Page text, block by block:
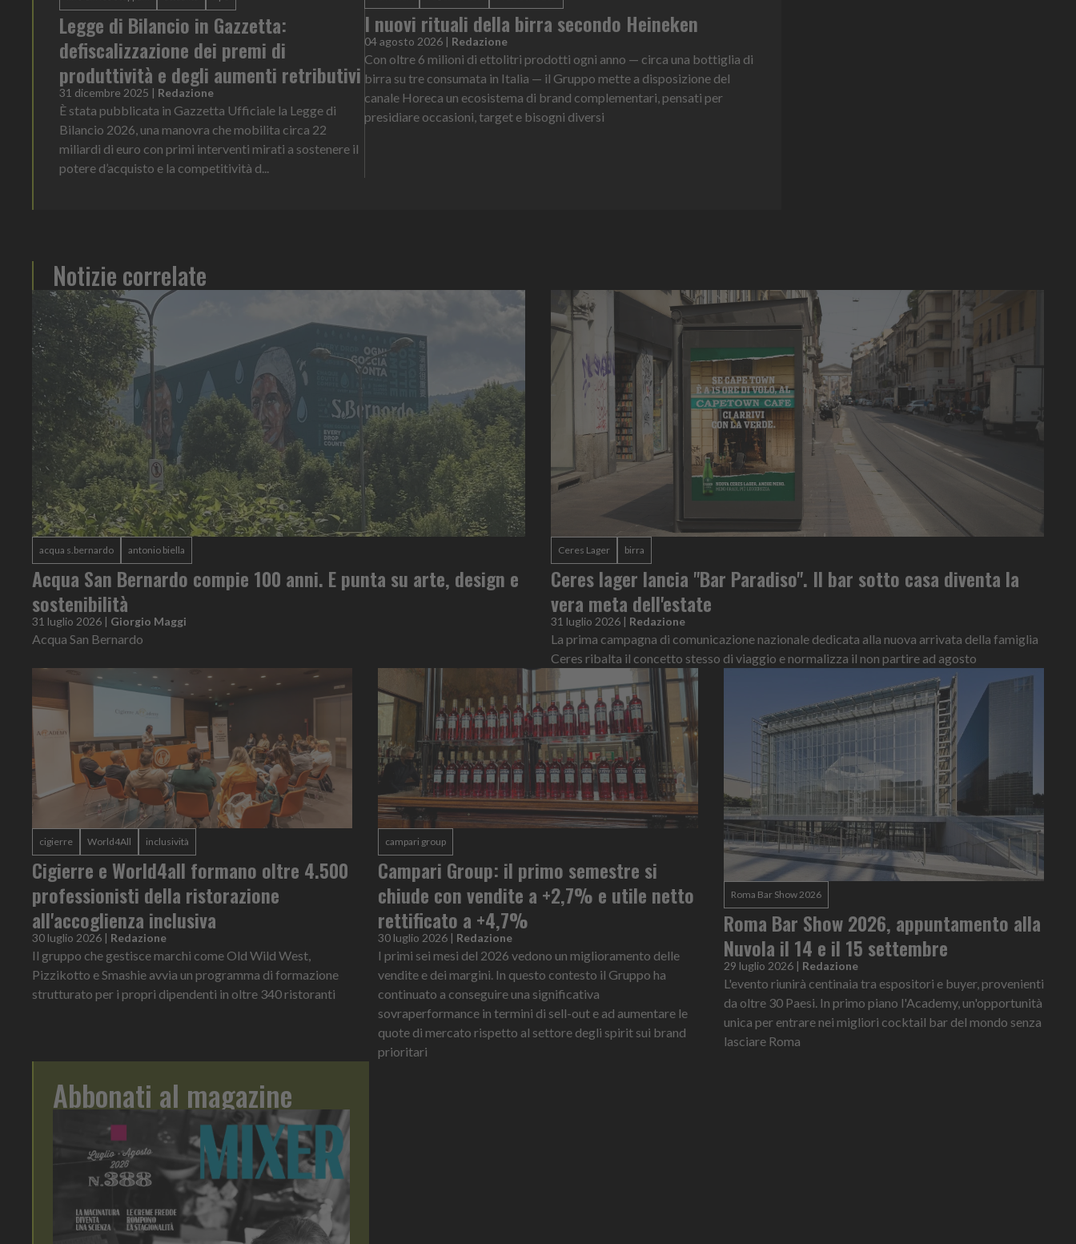
Legge di Bilancio in Gazzetta:
defiscalizzazione dei premi di
produttività e degli aumenti retributivi
31 dicembre 2025 | Redazione
È stata pubblicata in Gazzetta Ufficiale la Legge di
Bilancio 2026, una manovra che mobilita circa 22
miliardi di euro con primi interventi mirati a sostenere il
potere d’acquisto e la competitività d...
I nuovi rituali della birra secondo Heineken
04 agosto 2026 | Redazione
Con oltre 6 milioni di ettolitri prodotti ogni anno — circa una bottiglia di
birra su tre consumata in Italia — il Gruppo mette a disposizione del
canale Horeca un ecosistema di brand complementari, pensati per
presidiare occasioni, target e bisogni diversi
Notizie correlate
acqua s.bernardo antonio biella
Acqua San Bernardo compie 100 anni. E punta su arte, design e
sostenibilità
31 luglio 2026 | Giorgio Maggi
Acqua San Bernardo
Ceres Lager birra
Ceres lager lancia "Bar Paradiso". Il bar sotto casa diventa la
vera meta dell'estate
31 luglio 2026 | Redazione
La prima campagna di comunicazione nazionale dedicata alla nuova arrivata della famiglia
Ceres ribalta il concetto stesso di viaggio e normalizza il non partire ad agosto
cigierre World4All inclusività
Cigierre e World4all formano oltre 4.500
professionisti della ristorazione
all'accoglienza inclusiva
30 luglio 2026 | Redazione
Il gruppo che gestisce marchi come Old Wild West,
Pizzikotto e Smashie avvia un programma di formazione
strutturato per i propri dipendenti in oltre 340 ristoranti
campari group
Campari Group: il primo semestre si
chiude con vendite a +2,7% e utile netto
rettificato a +4,7%
30 luglio 2026 | Redazione
I primi sei mesi del 2026 vedono un miglioramento delle
vendite e dei margini. In questo contesto il Gruppo ha
continuato a conseguire una significativa
sovraperformance in termini di sell-out e ad aumentare le
quote di mercato rispetto al settore degli spirit sui brand
prioritari
Roma Bar Show 2026
Roma Bar Show 2026, appuntamento alla
Nuvola il 14 e il 15 settembre
29 luglio 2026 | Redazione
L'evento riunirà centinaia tra espositori e buyer, provenienti
da oltre 30 Paesi. In primo piano l'Academy, un'opportunità
unica per entrare nei migliori cocktail bar del mondo senza
lasciare Roma
Abbonati al magazine